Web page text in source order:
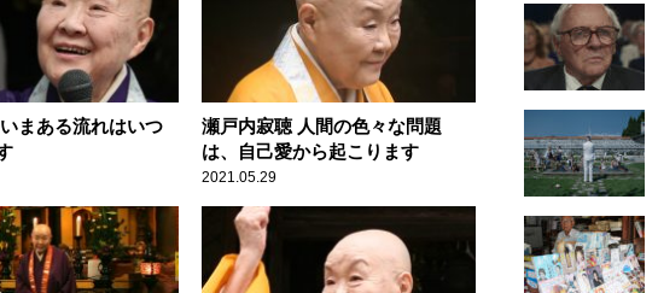
まある流れはいつ
瀬戸内寂聴 人間の色々な問題
は、自己愛から起こります
2021.05.29